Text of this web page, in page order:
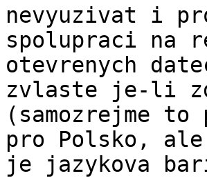
nevyuzivat i
spolupraci na
otevrenych
zvlaste je-li
(samozrejme
pro Polsko,
je jazykova